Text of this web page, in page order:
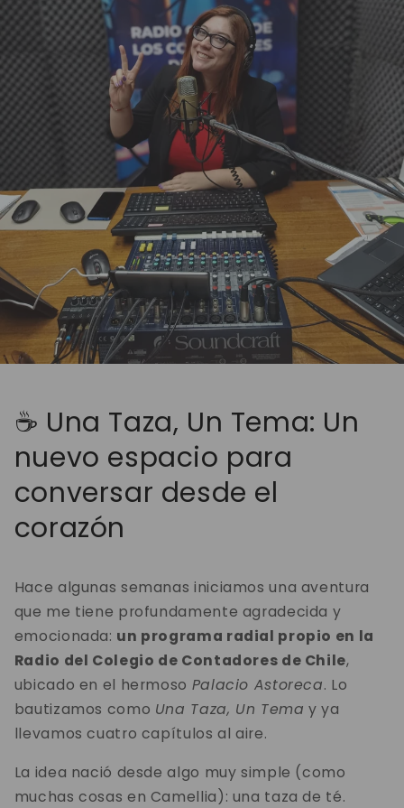
☕ Una Taza, Un Tema: Un
nuevo espacio para
conversar desde el
corazón
Hace algunas semanas iniciamos una aventura
que me tiene profundamente agradecida y
emocionada: un programa radial propio en la
Radio del Colegio de Contadores de Chile,
ubicado en el hermoso Palacio Astoreca. Lo
bautizamos como Una Taza, Un Tema y ya
llevamos cuatro capítulos al aire.
La idea nació desde algo muy simple (como
muchas cosas en Camellia): una taza de té.